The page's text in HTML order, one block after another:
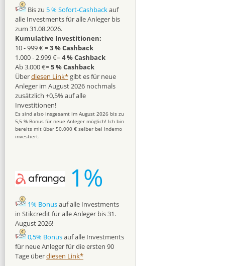
Bis zu 5 % Sofort-Cashbackauf
alle Investments für alle Anleger bis
zum 31.08.2026.
Kumulative Investitionen:
10 - 999 € =3 % Cashback
1.000 - 2.999 €=4 % Cashback
Ab 3.000 €=5 % Cashback
Überdiesen Link* gibt es für neue
Anleger im August 2026 nochmals
zusätzlich +0,5% auf alle
Investitionen!
Es sind also insgesamt im August 2026 bis zu
5,5 % Bonus für neue Anleger möglich! Ich bin
bereits mit über 50.000 € selber bei Indemo
investiert.
1%
1% Bonusauf alle Investments
in Stikcredit für alle Anleger bis 31.
August 2026!
0,5% Bonusauf alle Investments
für neue Anleger für die ersten 90
Tage überdiesen Link*